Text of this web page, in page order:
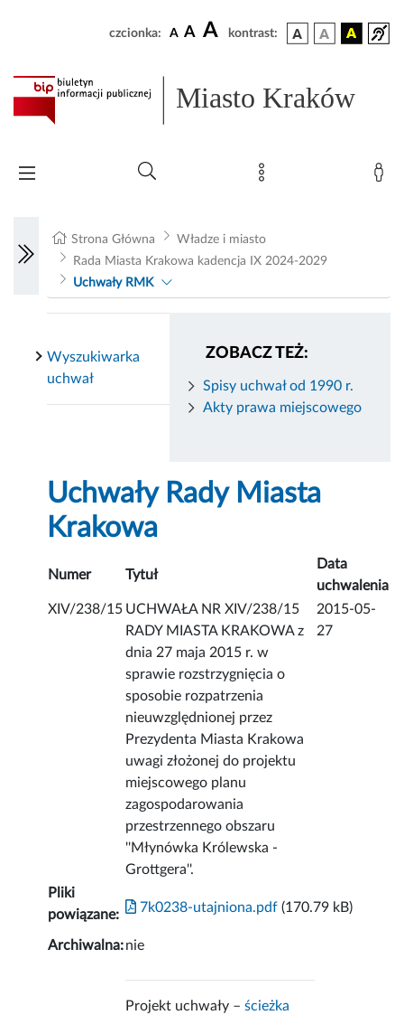
czcionka: A A A kontrast:
Miasto Kraków
Strona Główna
Władze i miasto
Rada Miasta Krakowa kadencja IX 2024-2029
Uchwały RMK
ZOBACZ TEŻ:
Spisy uchwał od 1990 r.
Akty prawa miejscowego
Wyszukiwarka
uchwał
Uchwały Rady Miasta
Krakowa
Numer Tytuł
Data
uchwalenia
XIV/238/15 UCHWAŁA NR XIV/238/15
RADY MIASTA KRAKOWA z
dnia 27 maja 2015 r. w
sprawie rozstrzygnięcia o
sposobie rozpatrzenia
nieuwzględnionej przez
Prezydenta Miasta Krakowa
uwagi złożonej do projektu
miejscowego planu
zagospodarowania
przestrzennego obszaru
''Młynówka Królewska -
Grottgera''.
2015-05-
27
Pliki
powiązane:
7k0238-utajniona.pdf (170.79 kB)
Archiwalna:nie
Projekt uchwały –ścieżka